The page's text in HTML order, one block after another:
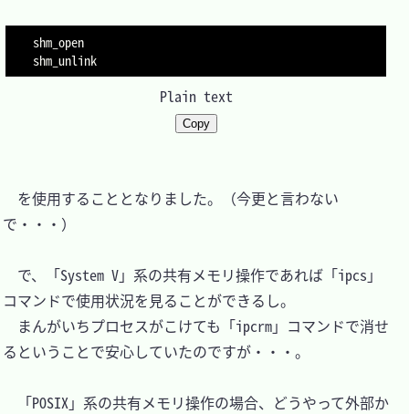
shm_open
Plain text
Copy
を使用することとなりました。（今更と言わない
で・・・）
で、「System V」系の共有メモリ操作であれば「ipcs」
コマンドで使用状況を見ることができるし。
まんがいちプロセスがこけても「ipcrm」コマンドで消せ
るということで安心していたのですが・・・。
「POSIX」系の共有メモリ操作の場合、どうやって外部か